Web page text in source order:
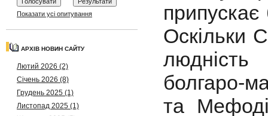
Показати усі опитування
АРХІВ НОВИН САЙТУ
Лютий 2026 (2)
Січень 2026 (8)
Грудень 2025 (1)
Листопад 2025 (1)
припускає
Оскільки
болгаро-
та